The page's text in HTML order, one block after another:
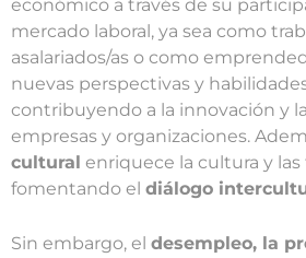
económico a través de su
mercado laboral, ya sea como
asalariados/as o como
nuevas perspectivas y
contribuyendo a la innovación y
empresas y organizaciones.
cultural enriquece la cultura y las
fomentando el diálogo
Sin embargo, el desempleo, la